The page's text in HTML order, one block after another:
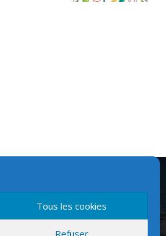
Tous les cookies
Refuser